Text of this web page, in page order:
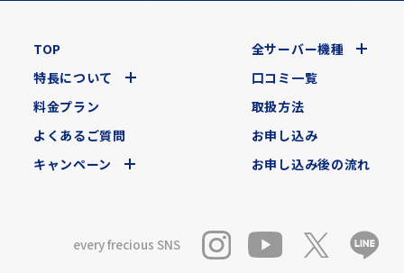
TOP
特長について
料金プラン
よくあるご質問
キャンペーン
全サーバー機種
口コミ一覧
取扱方法
お申し込み
お申し込み後の流れ
every frecious SNS